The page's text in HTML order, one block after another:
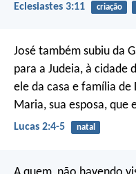
Eclesiastes 3:11 criação
José também subiu da
para a Judeia, à cidade
ele da casa e família
Maria, sua esposa, que
Lucas 2:4-5 natal